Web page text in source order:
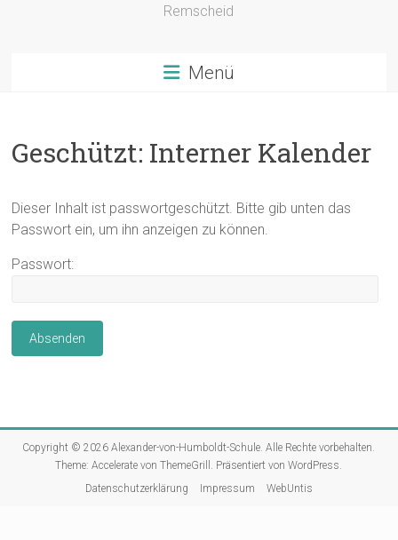
Remscheid
Menü
Geschützt: Interner Kalender
Dieser Inhalt ist passwortgeschützt. Bitte gib unten das
Passwort ein, um ihn anzeigen zu können.
Passwort:
Copyright © 2026Alexander-von-Humboldt-Schule . Alle Rechte vorbehalten.
Theme:Accelerate von ThemeGrill. Präsentiert vonWordPress
Datenschutzerklärung
Impressum WebUntis